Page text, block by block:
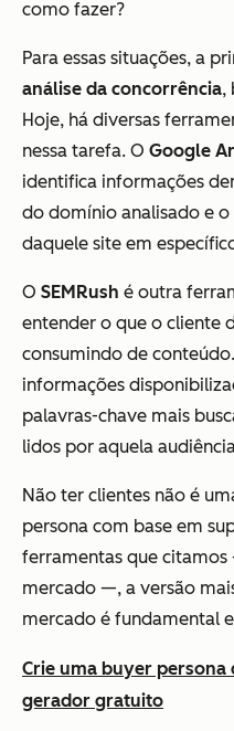
como fazer?
Para essas situações, a
análise da concorrência,
Hoje, há diversas
nessa tarefa. O Google
identifica informações
do domínio analisado e
daquele site em
O SEMRush é outra
entender o que o cliente
consumindo de
informações
palavras-chave mais
lidos por aquela
Não ter clientes não é
persona com base em
ferramentas que
mercado —, a versão
mercado é fundamental
Crie uma buyer persona
gerador gratuito